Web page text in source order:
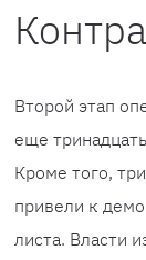
Второй этап
еще
Кроме того,
привели к
листа. Власти